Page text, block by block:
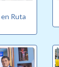
Ruta